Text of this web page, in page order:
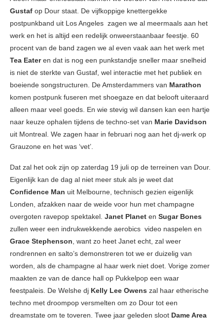
Gustaf op Dour staat. De vijfkoppige knettergekke
postpunkband uit Los Angeles zagen we al meermaals aan het
werk en het is altijd een redelijk onweerstaanbaar feestje. 60
procent van de band zagen we al even vaak aan het werk met
Tea Eateren dat is nog een punkstandje sneller maar snelheid
is niet de sterkte van Gustaf, wel interactie met het publiek en
boeiende songstructuren. De Amsterdammers van Marathon
komen postpunk fuseren met shoegaze en dat belooft uiteraard
alleen maar veel goeds. En wie stevig wil dansen kan een hartje
naar keuze ophalen tijdens de techno-set van Marie Davidson
uit Montreal. We zagen haar in februari nog aan het dj-werk op
Grauzone en het was ‘vet’.
Dat zal het ook zijn op zaterdag 19 juli op de terreinen van Dour.
Eigenlijk kan de dag al niet meer stuk als je weet dat
Confidence Man uit Melbourne, technisch gezien eigenlijk
Londen, afzakken naar de weide voor hun met champagne
overgoten ravepop spektakel. Janet Planet en Sugar Bones
zullen weer een indrukwekkende aerobics video naspelen en
Grace Stephenson, want zo heet Janet echt, zal weer
rondrennen en salto’s demonstreren tot we er duizelig van
worden, als de champagne al haar werk niet doet. Vorige zomer
maakten ze van de dance hall op Pukkelpop een waar
feestpaleis. De Welshe dj Kelly Lee Owens zal haar etherische
techno met droompop versmelten om zo Dour tot een
dreamstate om te toveren. Twee jaar geleden sloot Dame Area